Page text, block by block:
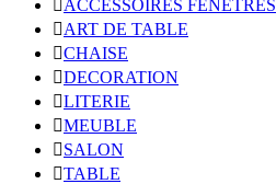
ACCESSOIRES FENETRES
ART DE TABLE
CHAISE
DECORATION
LITERIE
MEUBLE
SALON
TABLE